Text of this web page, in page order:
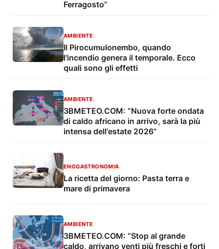
Ferragosto”
AMBIENTE
Il Pirocumulonembo, quando
l'incendio genera il temporale. Ecco
quali sono gli effetti
AMBIENTE
3BMETEO.COM: “Nuova forte ondata
di caldo africano in arrivo, sarà la più
intensa dell'estate 2026”
ENOGASTRONOMIA
La ricetta del giorno: Pasta terra e
mare di primavera
AMBIENTE
3BMETEO.COM: “Stop al grande
caldo, arrivano venti più freschi e forti